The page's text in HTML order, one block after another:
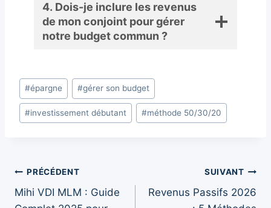
4. Dois-je inclure les revenus
de mon conjoint pour gérer
notre budget commun ?
Étiquettes
de
la
#épargne #gérer son budget
#investissement débutant #méthode 50/30/20
Navigation
de
PRÉCÉDENT
Mihi VDI MLM : Guide
SUIVANT
Revenus Passifs 2026